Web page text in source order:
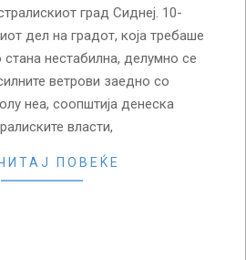
град Сиднеј. 10-
дел на градот, која требаше
нестабилна, делумно се
ветрови заедно со
неа, соопштија денеска
власти,
ПОВЕЌЕ